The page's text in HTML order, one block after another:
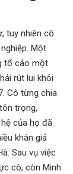
tuy nhiên cô
Một
tố cáo một
rút lui khỏi
Cô từng chia
trọng,
của họ đã
khán giả
Sau vụ việc
cô, còn Minh